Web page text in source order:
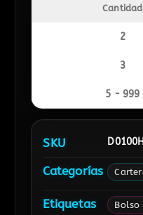
Cantidad
2
3
5 - 999
SKU
Categorías
Etiquetas Bolso